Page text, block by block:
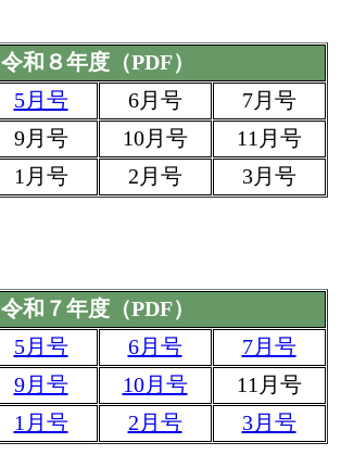
令和８年度（PDF）
5月号 6月号
7月号
9月号 10月号
11月号
1月号 2月号 3月号
令和７年度（PDF）
5月号 6月号
7月号
9月号 10月号
11月号
1月号 2月号 3月号